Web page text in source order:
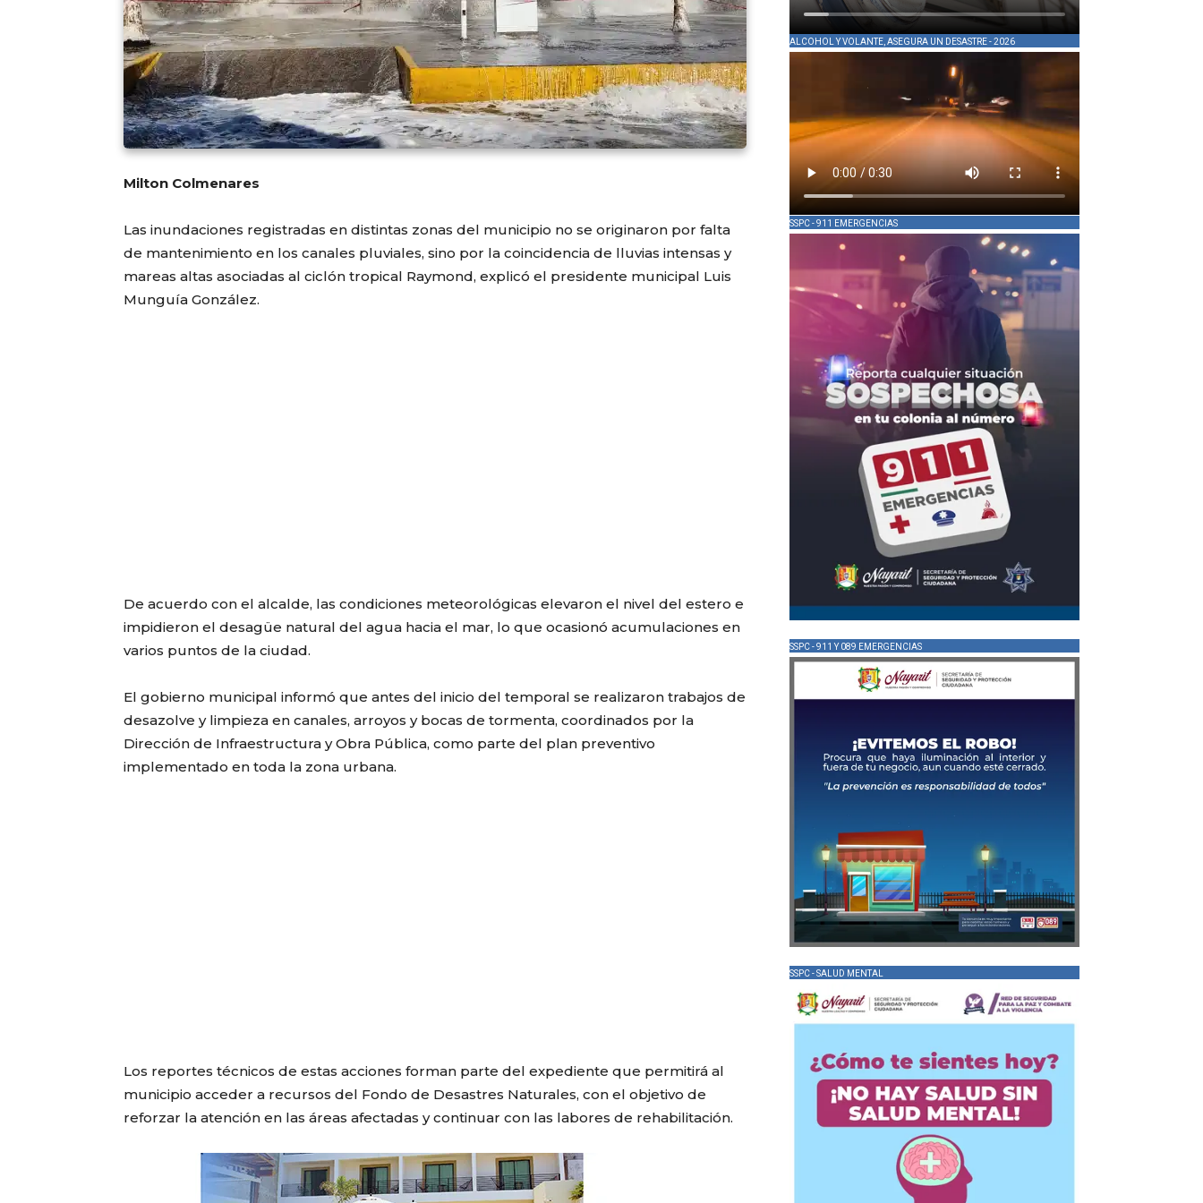
Milton Colmenares
Las inundaciones registradas en distintas zonas del municipio no se originaron por falta
de mantenimiento en los canales pluviales, sino por la coincidencia de lluvias intensas y
mareas altas asociadas al ciclón tropical Raymond, explicó el presidente municipal Luis
Munguía González.
De acuerdo con el alcalde, las condiciones meteorológicas elevaron el nivel del estero e
impidieron el desagüe natural del agua hacia el mar, lo que ocasionó acumulaciones en
varios puntos de la ciudad.
El gobierno municipal informó que antes del inicio del temporal se realizaron trabajos de
desazolve y limpieza en canales, arroyos y bocas de tormenta, coordinados por la
Dirección de Infraestructura y Obra Pública, como parte del plan preventivo
implementado en toda la zona urbana.
Los reportes técnicos de estas acciones forman parte del expediente que permitirá al
municipio acceder a recursos del Fondo de Desastres Naturales, con el objetivo de
reforzar la atención en las áreas afectadas y continuar con las labores de rehabilitación.
ALCOHOL Y VOLANTE, ASEGURA UN DESASTRE - 2026
SSPC - 911 EMERGENCIAS
SSPC - 911 Y 089 EMERGENCIAS
SSPC - SALUD MENTAL